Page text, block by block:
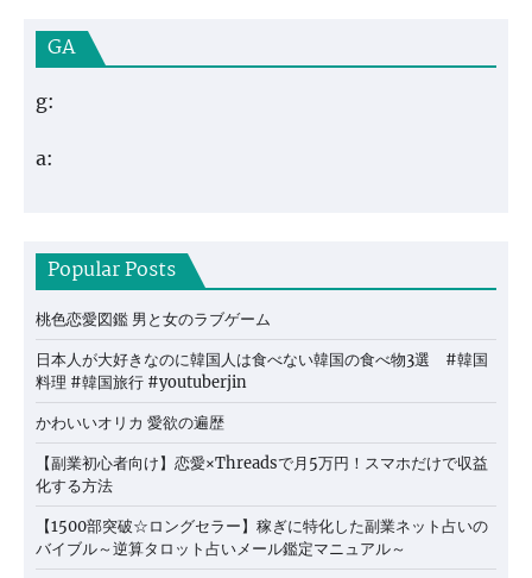
GA
g:
a:
Popular Posts
桃色恋愛図鑑 男と女のラブゲーム
日本人が大好きなのに韓国人は食べない韓国の食べ物3選 #韓国
料理 #韓国旅行 #youtuberjin
かわいいオリカ 愛欲の遍歴
【副業初心者向け】恋愛×Threadsで月5万円！スマホだけで収益
化する方法
【1500部突破☆ロングセラー】稼ぎに特化した副業ネット占いの
バイブル～逆算タロット占いメール鑑定マニュアル～